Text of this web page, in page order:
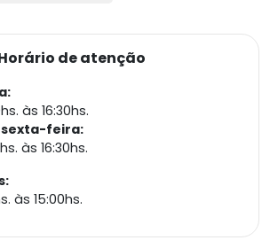
de atenção
às 16:30hs.
sexta-feira:
às 16:30hs.
às 15:00hs.